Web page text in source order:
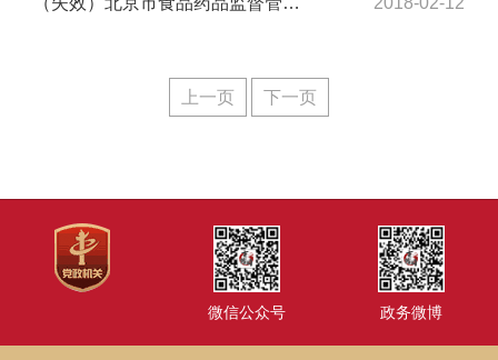
上一页 下一页
微信公众号 政务微博